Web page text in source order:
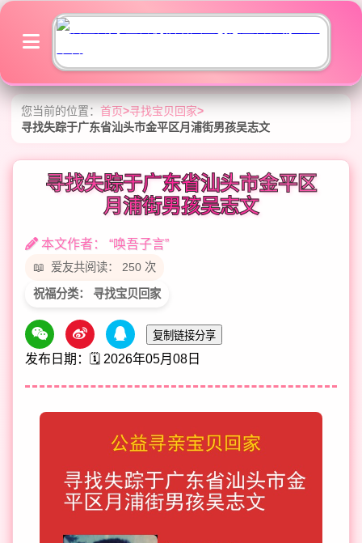
您当前的位置：首页>寻找宝贝回家>
寻找失踪于广东省汕头市金平区月浦街男孩吴志文
寻找失踪于广东省汕头市金平区
月浦街男孩吴志文
本文作者： “唤吾子言”
爱友共阅读： 250 次
祝福分类： 寻找宝贝回家
复制链接分享
发布日期：🗓️ 2026年05月08日